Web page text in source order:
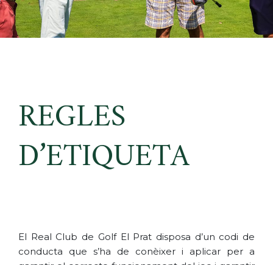
REGLES
D’ETIQUETA
El Real Club de Golf El Prat disposa d’un codi de
conducta que s’ha de conèixer i aplicar per a